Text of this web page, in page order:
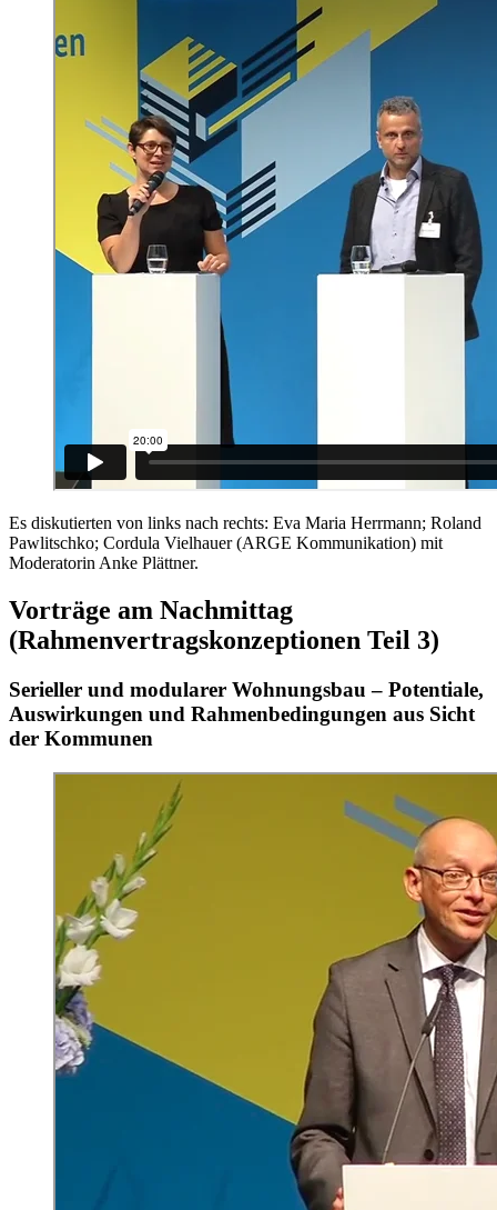
Es diskutierten von links nach rechts: Eva Maria Herrmann; Roland
Pawlitschko; Cordula Vielhauer (ARGE Kommunikation) mit
Moderatorin Anke Plättner.
Vorträge am Nachmittag
(Rahmenvertragskonzeptionen Teil 3)
Serieller und modularer Wohnungsbau – Potentiale,
Auswirkungen und Rahmenbedingungen aus Sicht
der Kommunen